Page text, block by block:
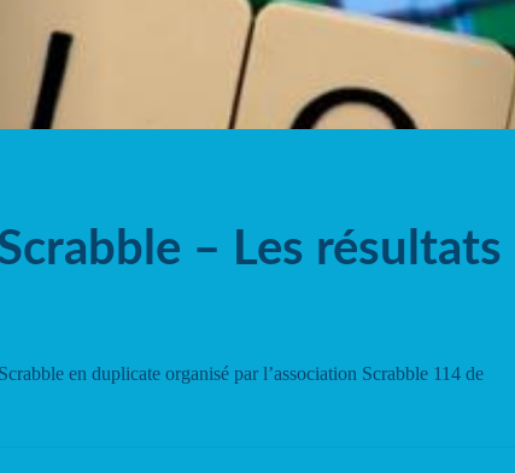
– Les résultats
en duplicate organisé par l’association Scrabble 114 de